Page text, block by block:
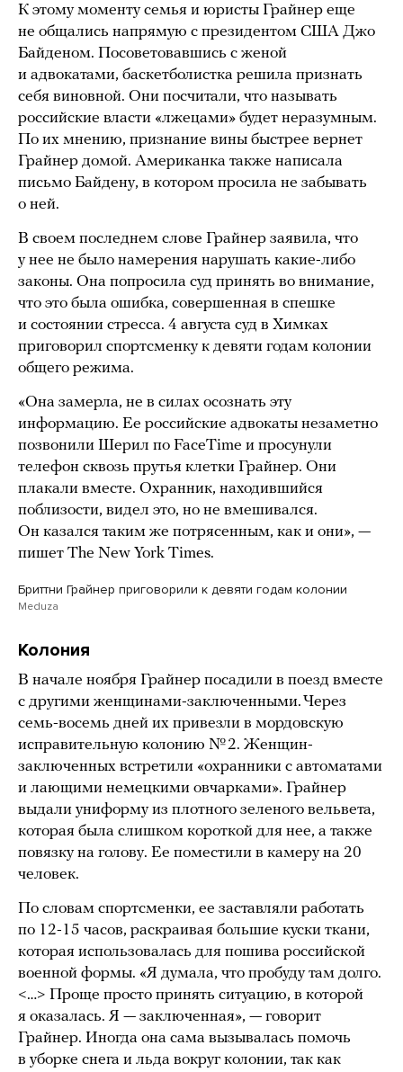
К этому моменту семья и юристы Грайнер еще
не общались напрямую с президентом США Джо
Байденом. Посоветовавшись с женой
и адвокатами, баскетболистка решила признать
себя виновной. Они посчитали, что называть
российские власти «лжецами» будет неразумным.
По их мнению, признание вины быстрее вернет
Грайнер домой. Американка также написала
письмо Байдену, в котором просила не забывать
о ней.
В своем последнем слове Грайнер заявила, что
у нее не было намерения нарушать какие-либо
законы. Она попросила суд принять во внимание,
что это была ошибка, совершенная в спешке
и состоянии стресса. 4 августа суд в Химках
приговорил спортсменку к девяти годам колонии
общего режима.
«Она замерла, не в силах осознать эту
информацию. Ее российские адвокаты незаметно
позвонили Шерил по FaceTime и просунули
телефон сквозь прутья клетки Грайнер. Они
плакали вместе. Охранник, находившийся
поблизости, видел это, но не вмешивался.
Он казался таким же потрясенным, как и они», —
пишет The New York Times.
Бриттни Грайнер приговорили к девяти годам колонии
Meduza
Колония
В начале ноября Грайнер посадили в поезд вместе
с другими женщинами-заключенными. Через
семь-восемь дней их привезли в мордовскую
исправительную колонию № 2. Женщин-
заключенных встретили «охранники с автоматами
и лающими немецкими овчарками». Грайнер
выдали униформу из плотного зеленого вельвета,
которая была слишком короткой для нее, а также
повязку на голову. Ее поместили в камеру на 20
человек.
По словам спортсменки, ее заставляли работать
по 12-15 часов, раскраивая большие куски ткани,
которая использовалась для пошива российской
военной формы. «Я думала, что пробуду там долго.
<…> Проще просто принять ситуацию, в которой
я оказалась. Я — заключенная», — говорит
Грайнер. Иногда она сама вызывалась помочь
в уборке снега и льда вокруг колонии, так как